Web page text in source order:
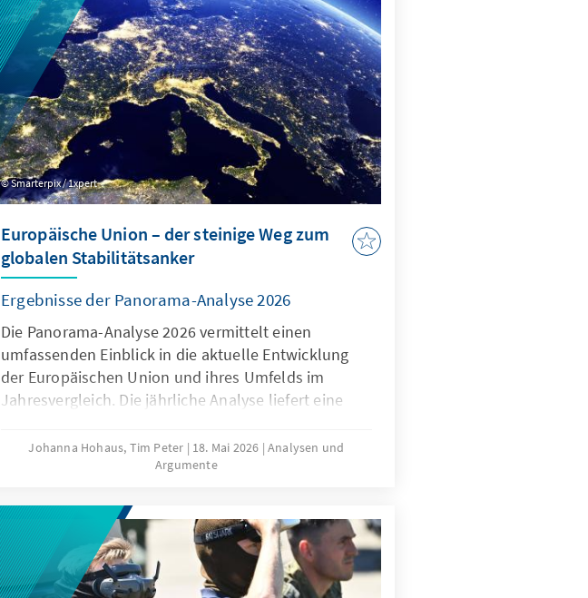
Smarterpix / 1xpert
Europäische Union – der steinige Weg zum
globalen Stabilitätsanker
Ergebnisse der Panorama-Analyse 2026
Die Panorama-Analyse 2026 vermittelt einen
umfassenden Einblick in die aktuelle Entwicklung
der Europäischen Union und ihres Umfelds im
Jahresvergleich. Die jährliche Analyse liefert eine
Bereichen Innovation und Wettbewerbsfähigkeit,
Europapolitische Ausrichtung der Mitgliedstaaten
qualitativer und quantitativer Indikatoren gibt sie
fundierte Einblicke in aktuelle Trends und
Entwicklungen.
Johanna Hohaus, Tim Peter 18. Mai 2026 Analysen und
Argumente